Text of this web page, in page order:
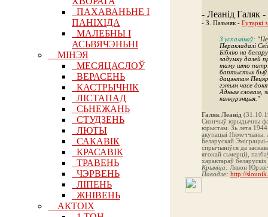
ПАХАВАНЬНЕ І
ПАНІХІДА
МАЛЕБНЫ І
АСЬВЯЧЭНЬНІ
МІНЭЯ
МЕСЯЦАСЛОЎ
ВЕРАСЕНЬ
КАСТРЫЧНІК
ЛІСТАПАД
СЬНЕЖАНЬ
СТУДЗЕНЬ
ЛЮТЫ
САКАВІК
КРАСАВІК
ТРАВЕНЬ
ЧЭРВЕНЬ
ЛІПЕНЬ
ЖНІВЕНЬ
АКТОІХ
- Леанід Галяк -
- З. Пазьняк - Гутаркі
З успамінаў:
Перакладалі
Біблію на
задумку далей
таму што
баптыстых быў
дацэнтам
гэтым часе
Адным словам,
канкурэнцыя."
Галяк Леанід
Скончыў юрыдычны
юрыстам. Зь лета
акупацыі Нямеччыны.
Беларускай
спрычыніўся да
ягонай сьмерці),
характараў
Крыніца: Лявон
Паводле: http://